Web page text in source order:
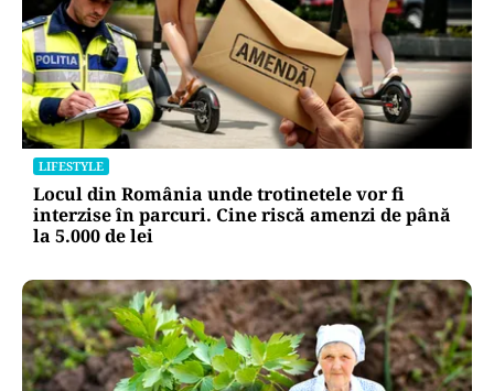
LIFESTYLE
Locul din România unde trotinetele vor fi
interzise în parcuri. Cine riscă amenzi de până
la 5.000 de lei